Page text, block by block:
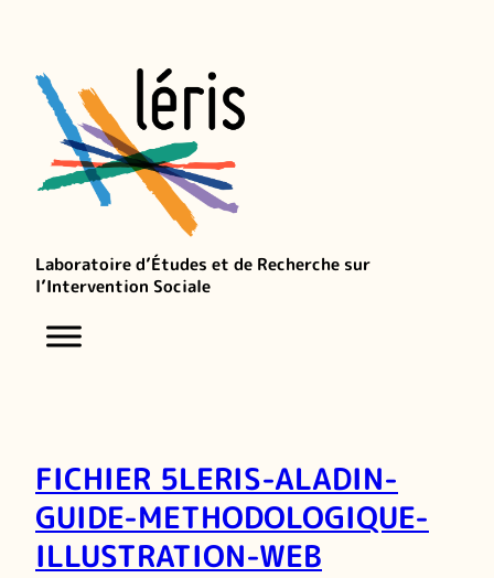
Laboratoire d’Études et de Recherche sur
l’Intervention Sociale
FICHIER 5LERIS-ALADIN-
GUIDE-METHODOLOGIQUE-
ILLUSTRATION-WEB